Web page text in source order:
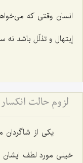
انسان وقتی که
إبتهال و تذلّل باشد
لزوم حالت انكسار
یکی از شاگردان
خیلی مورد لطف ایشان